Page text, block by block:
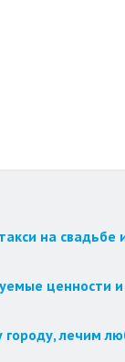
на свадьбе
ценности
лечим